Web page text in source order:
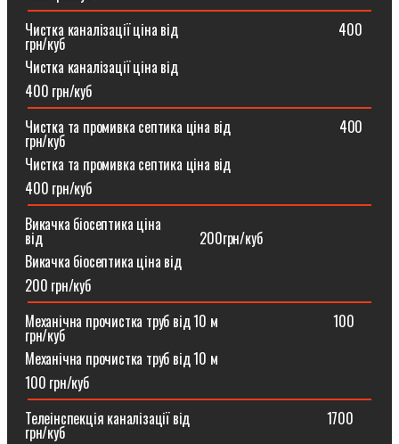
Чистка каналізації ціна від ⠀⠀⠀⠀⠀⠀⠀⠀⠀⠀⠀⠀⠀⠀⠀400
грн/куб
Чистка каналізації ціна від
400 грн/куб
Чистка та промивка септика ціна від ⠀⠀⠀⠀⠀⠀⠀⠀⠀⠀400
грн/куб
Чистка та промивка септика ціна від
400 грн/куб
Викачка біосептика ціна
від⠀⠀⠀⠀⠀⠀⠀⠀⠀⠀⠀⠀⠀⠀⠀200грн/куб
Викачка біосептика ціна від
200 грн/куб
Механічна прочистка труб від 10 м⠀⠀⠀⠀⠀⠀⠀⠀⠀⠀⠀100
грн/куб
Механічна прочистка труб від 10 м
100 грн/куб
Телеінспекція каналізації від⠀⠀⠀⠀⠀⠀⠀⠀⠀⠀⠀⠀⠀1700
грн/куб